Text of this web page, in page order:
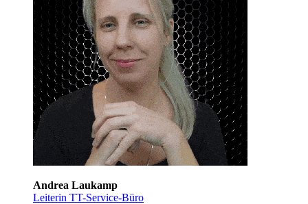
Andrea Laukamp
Leiterin TT-Service-Büro